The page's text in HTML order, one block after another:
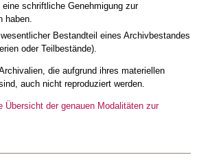
schriftliche Genehmigung zur
haben.
Bestandteil eines Archivbestandes
oder Teilbestände).
die aufgrund ihres materiellen
auch nicht reproduziert werden.
Übersicht der genauen Modalitäten zur